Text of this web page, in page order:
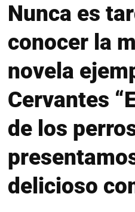
Nunca es
conocer la
novela
Cervantes
de los
delicioso